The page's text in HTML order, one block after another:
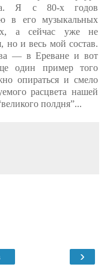
Я с 80-х годов
в его музыкальных
а сейчас уже не
но и весь мой состав.
— в Ереване и вот
один пример того
опираться и смело
расцвета нашей
полдня”...
›